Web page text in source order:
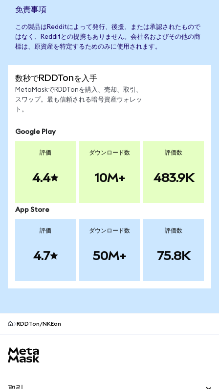
免責事項
この製品はRedditによって発行、後援、または承認されたもので
はなく、Redditとの提携もありません。会社名およびその他の商
標は、原資産を特定するためのみに使用されます。
数秒でRDDTonを入手
MetaMaskでRDDTonを購入、売却、取引、
スワップ。最も信頼される暗号資産ウォレッ
ト。
Google Play
評価
4.4
ダウンロード数
10M+
評価数
483.9K
App Store
評価
4.7
ダウンロード数
50M+
評価数
75.8K
RDDTon/NKEon